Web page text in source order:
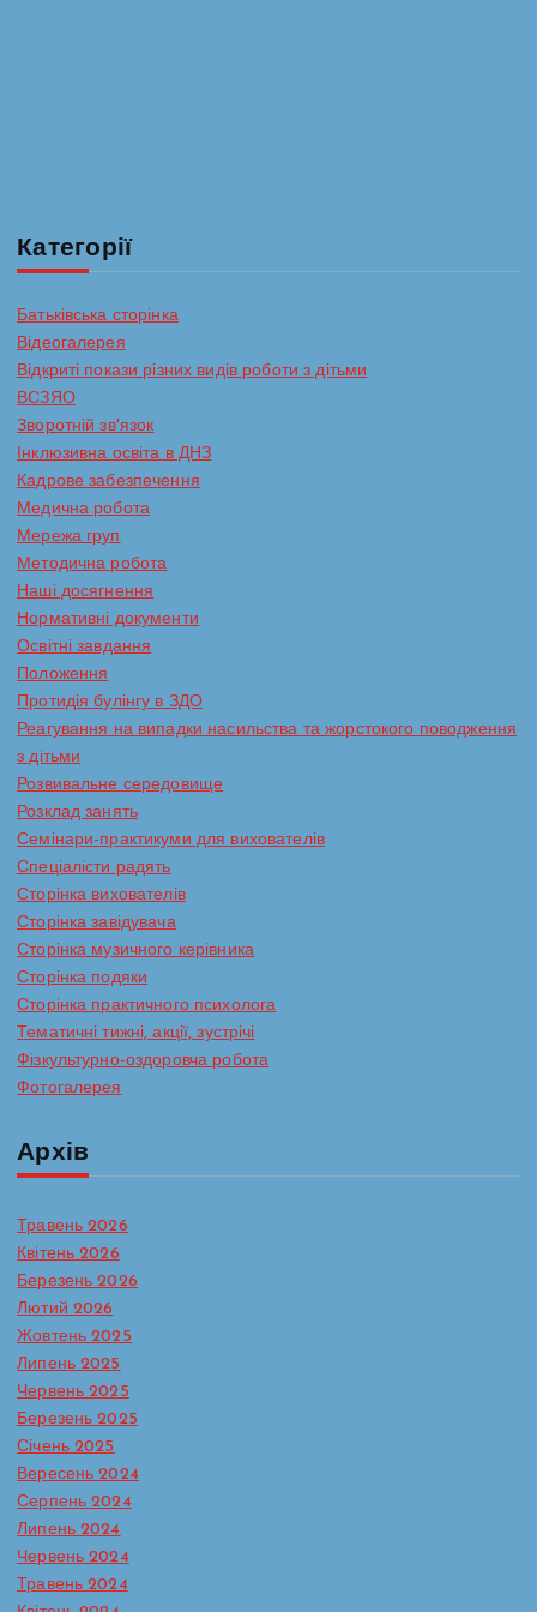
в
Категорії
Батьківська сторінка
Відеогалерея
Відкриті покази різних видів роботи з дітьми
ВСЗЯО
Зворотній зв'язок
Інклюзивна освіта в ДНЗ
Кадрове забезпечення
Медична робота
Мережа груп
Методична робота
Наші досягнення
Нормативні документи
Освітні завдання
Положення
Протидія булінгу в ЗДО
Реагування на випадки насильства та жорстокого поводження
з дітьми
Розвивальне середовище
Розклад занять
Семінари-практикуми для вихователів
Спеціалісти радять
Сторінка вихователів
Сторінка завідувача
Сторінка музичного керівника
Сторінка подяки
Сторінка практичного психолога
Тематичні тижні, акції, зустрічі
Фізкультурно-оздоровча робота
Фотогалерея
Архів
Травень 2026
Квітень 2026
Березень 2026
Лютий 2026
Жовтень 2025
Липень 2025
Червень 2025
Березень 2025
Січень 2025
Вересень 2024
Серпень 2024
Липень 2024
Червень 2024
Травень 2024